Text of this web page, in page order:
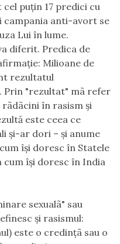
puţin 17 predici cu
campania anti-avort se
Lui în lume.
diferit. Predica de
Milioane de
rezultatul
Prin "rezultat" mã refer
în rasism şi
este ceea ce
şi-ar dori – şi anume
îşi doresc în Statele
cum îşi doresc în India
sexualã" sau
şi rasismul:
este o credinţã sau o